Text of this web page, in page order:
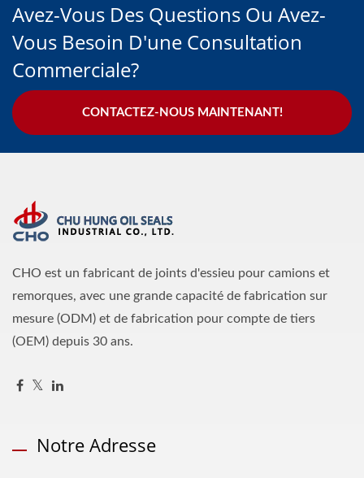
Avez-Vous Des Questions Ou Avez-
Vous Besoin D'une Consultation
Commerciale?
CONTACTEZ-NOUS MAINTENANT!
CHO est un fabricant de joints d'essieu pour camions et
remorques, avec une grande capacité de fabrication sur
mesure (ODM) et de fabrication pour compte de tiers
(OEM) depuis 30 ans.
Notre Adresse